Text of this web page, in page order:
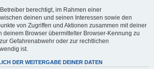
berechtigt, im Rahmen einer
deinen und seinen Interessen sowie den
von Zugriffen und Aktionen zusammen mit deiner
deinem Browser übermittelter Browser-Kennung zu
Gefahrenabwehr oder zur rechtlichen
ist.
DER WEITERGABE DEINER DATEN